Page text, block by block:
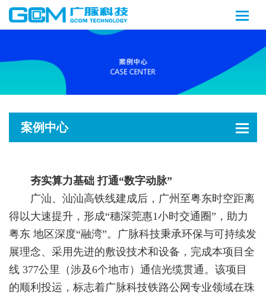
案例中心
夯实算力基础 打通“数字动脉”
广汕、汕汕高铁线建成后，广州至粤东时空距离
得以大速提升，形成“穗深莞惠1小时交通圈”，助力
粤东 地区深度“融湾”。广脉科技秉承环保与可持续发
展理念、采用先进的敷设技术和设备，完成本项目全
线 377公里（涉及6个地市）通信光缆贯通。该项目
的顺利投运，标志着广脉科技铁路公网专业领域在珠